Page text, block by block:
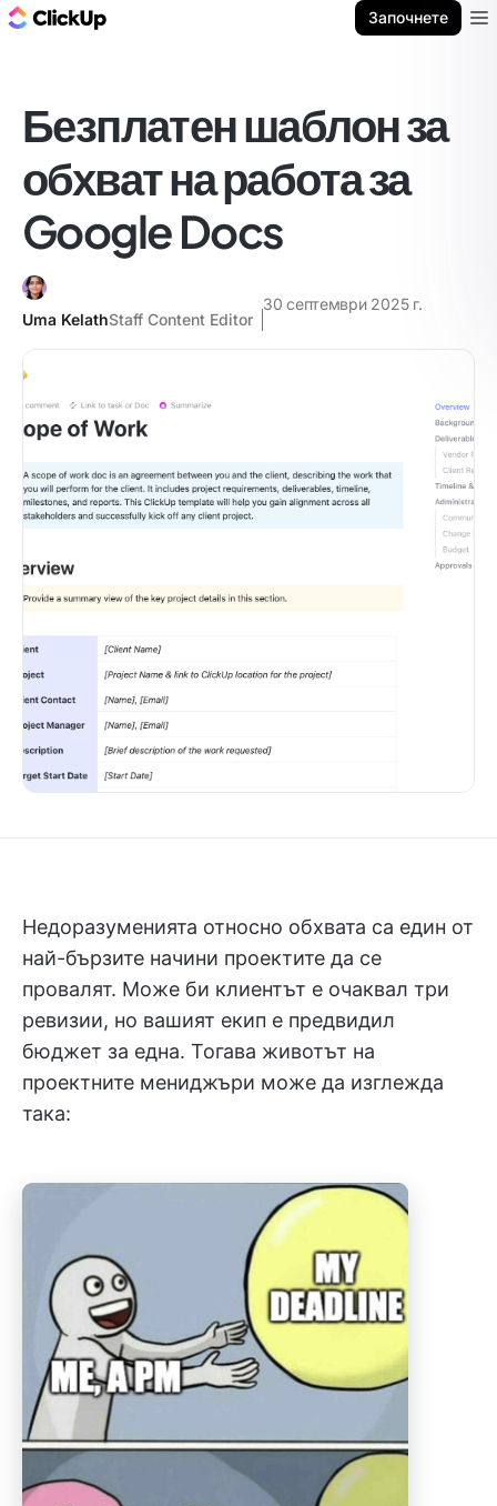
Започнете
Безплатен шаблон за
обхват на работа за
Google Docs
Uma KelathStaff Content Editor
30 септември 2025 г.
Недоразуменията относно обхвата са един от
най-бързите начини проектите да се
провалят. Може би клиентът е очаквал три
ревизии, но вашият екип е предвидил
бюджет за една. Тогава животът на
проектните мениджъри може да изглежда
така: